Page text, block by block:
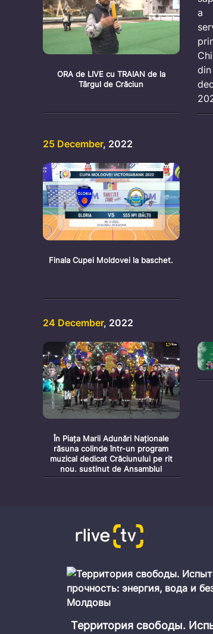
ORA de LIVE cu TRAIAN de la
Târgul de Crăciun
25 December, 2022
Finala Cupei Moldovei la baschet.
24 December, 2022
În Piața Marii Adunări Naționale
răsuna colinde într-un program
muzical dedicat Crăciunului pe rit
nou, susținut de Ansamblul
Etnofolcloric „Romanița”!
Secretarul general al
Buzu, este invitatul emisiunii